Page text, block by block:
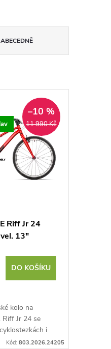
ABECEDNĚ
11 990 Kč
–10 %
Riff Jr 24
13"
DO KOŠÍKU
kolo na
Riff Jr 24 se
i
Kód: 803.2026.24205